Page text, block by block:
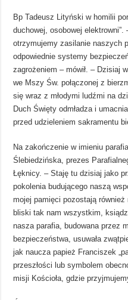
Bp Tadeusz Lityński w homilii
duchowej, osobowej elektrowni”.
otrzymujemy zasilanie naszych
odpowiednie systemy
zagrożeniem – mówił. – Dzisiaj
we Mszy Św. połączonej z
się wraz z młodymi ludźmi na
Duch Święty odmładza i
przed udzieleniem sakramentu
Na zakończenie w imieniu
Ślebiedzińska, prezes
Łęknicy. – Staję tu dzisiaj jako
pokolenia budującego naszą
mojej pamięci pozostają
bliski tak nam wszystkim,
nasza parafia, budowana przez
bezpieczeństwa, usuwała
jak naucza papież Franciszek
przeszłości lub symbolem
misji Kościoła, gdzie